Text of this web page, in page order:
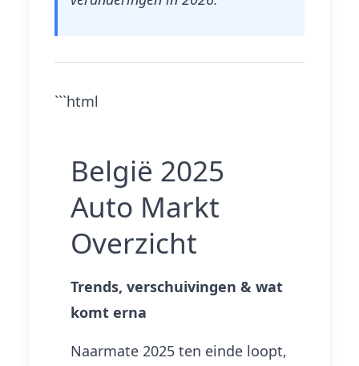
```html
België 2025
Auto Markt
Overzicht
Trends, verschuivingen & wat
komt erna
Naarmate 2025 ten einde loopt,